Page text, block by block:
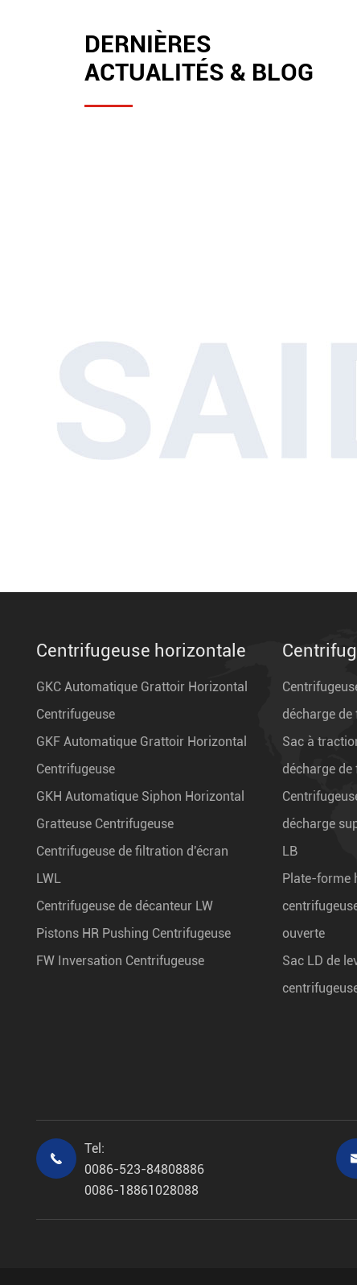
DERNIÈRES
ACTUALITÉS & BLOG
Centrifugeuse horizontale
GKC Automatique Grattoir Horizontal
Centrifugeuse
GKF Automatique Grattoir Horizontal
Centrifugeuse
GKH Automatique Siphon Horizontal
Gratteuse Centrifugeuse
Centrifugeuse de filtration d'écran
LWL
Centrifugeuse de décanteur LW
Pistons HR Pushing Centrifugeuse
FW Inversation Centrifugeuse
décharge de
Sac à
décharge de
décharge
LB
Plate-forme
ouverte
Sac LD de

Tel:
0086-523-84808886
0086-18861028088